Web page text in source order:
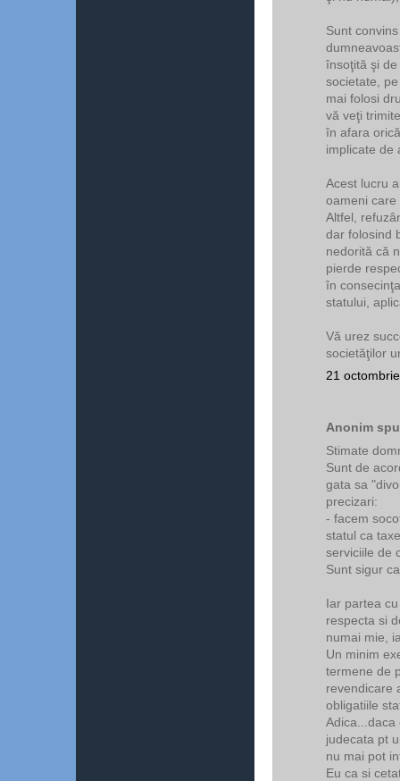
Sunt
însoţită şi
societate,
mai folosi
vă veţi
în afara
implicate de
Acest lucru
oameni
Altfel,
dar folosind
nedorită că
pierde
în
statului,
Vă urez
societăţilor
21
Anonim
Stimate
Sunt de
gata sa
precizari:
- facem
statul ca
serviciile de
Sunt sigur
Iar partea
respecta si
numai mie,
Un minim
termene de
revendicare
obligatiile
Adica...daca
judecata pt
nu mai pot
Eu ca si